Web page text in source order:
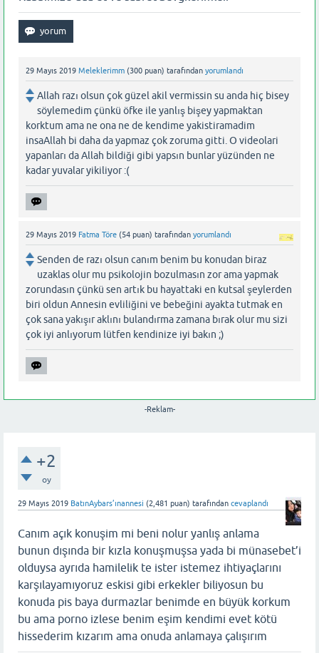
29 Mayıs 2019 Meleklerimm (300 puan) tarafından yorumlandı
Allah razı olsun çok güzel akil vermissin su anda hiç bisey
söylemedim çünkü öfke ile yanlış bişey yapmaktan
korktum ama ne ona ne de kendime yakistiramadim
insaAllah bi daha da yapmaz çok zoruma gitti. O videolari
yapanları da Allah bildiği gibi yapsın bunlar yüzünden ne
kadar yuvalar yikiliyor :(
29 Mayıs 2019 Fatma Töre (54 puan) tarafından yorumlandı
Senden de razı olsun canım benim bu konudan biraz
uzaklas olur mu psikolojin bozulmasın zor ama yapmak
zorundasın çünkü sen artık bu hayattaki en kutsal şeylerden
biri oldun Annesin evliliğini ve bebeğini ayakta tutmak en
çok sana yakışır aklını bulandırma zamana bırak olur mu sizi
çok iyi anlıyorum lütfen kendinize iyi bakın ;)
-Reklam-
+2
oy
29 Mayıs 2019 BatınAybars’ınannesi (2,481 puan) tarafından cevaplandı
Canım açık konuşim mi beni nolur yanlış anlama
bunun dışında bir kızla konuşmuşsa yada bi münasebet’i
olduysa ayrıda hamilelik te ister istemez ihtiyaçlarını
karşılayamıyoruz eskisi gibi erkekler biliyosun bu
konuda pis baya durmazlar benimde en büyük korkum
bu ama porno izlese benim eşim kendimi evet kötü
hissederim kızarım ama onuda anlamaya çalışırım